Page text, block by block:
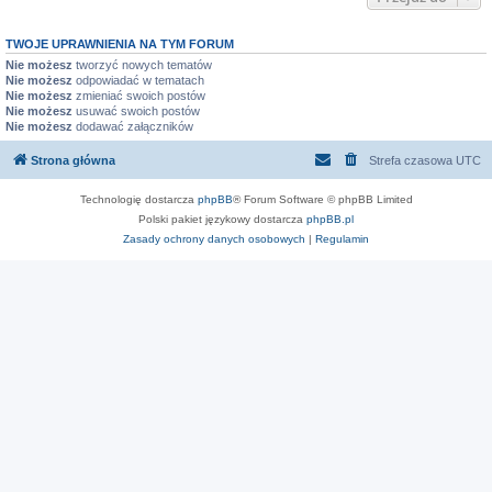
TWOJE UPRAWNIENIA NA TYM FORUM
Nie możesz tworzyć nowych tematów
Nie możesz odpowiadać w tematach
Nie możesz zmieniać swoich postów
Nie możesz usuwać swoich postów
Nie możesz dodawać załączników
Strona główna Strefa czasowa UTC
Technologię dostarcza phpBB® Forum Software © phpBB Limited
Polski pakiet językowy dostarcza phpBB.pl
Zasady ochrony danych osobowych | Regulamin